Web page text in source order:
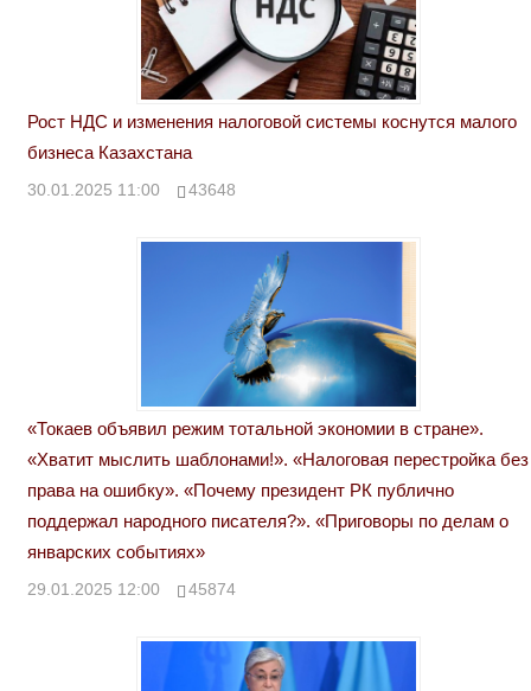
Рост НДС и изменения налоговой системы коснутся малого
бизнеса Казахстана
30.01.2025 11:00 43648
«Токаев объявил режим тотальной экономии в стране».
«Хватит мыслить шаблонами!». «Налоговая перестройка без
права на ошибку». «Почему президент РК публично
поддержал народного писателя?». «Приговоры по делам о
январских событиях»
29.01.2025 12:00 45874